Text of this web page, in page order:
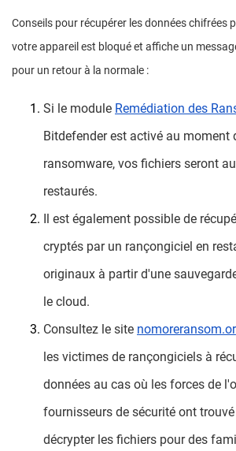
Conseils pour récupérer les données chifrées
votre appareil est bloqué et affiche un
pour un retour à la normale :
Si le module Remédiation des
Bitdefender est activé au moment
ransomware, vos fichiers seront
restaurés.
Il est également possible de
cryptés par un rançongiciel en
originaux à partir d'une
le cloud.
Consultez le site
les victimes de rançongiciels à
données au cas où les forces de
fournisseurs de sécurité ont
décrypter les fichiers pour des